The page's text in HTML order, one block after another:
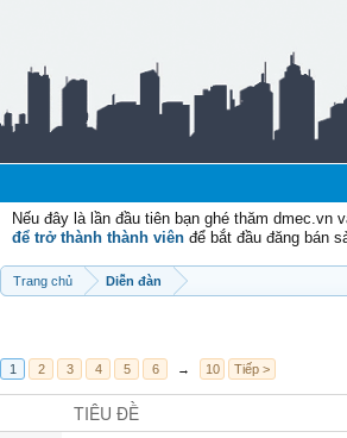
Nếu đây là lần đầu tiên bạn ghé thăm
để trở thành thành viên để bắt đầu đăng bán
Trang chủ Diễn đàn
1 2 3 4 5 6 → 10 Tiếp >
TIÊU ĐỀ